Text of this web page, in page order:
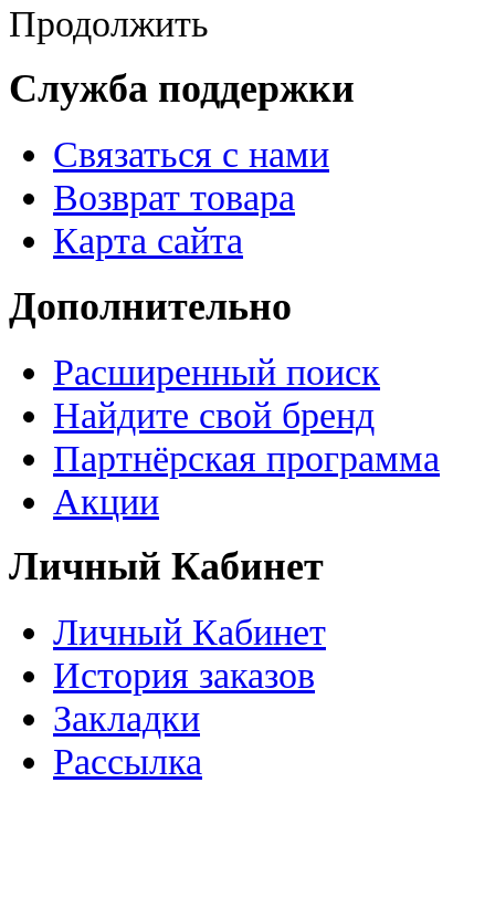
Продолжить
Служба поддержки
Связаться с нами
Возврат товара
Карта сайта
Дополнительно
Расширенный поиск
Найдите свой бренд
Партнёрская программа
Акции
Личный Кабинет
Личный Кабинет
История заказов
Закладки
Рассылка